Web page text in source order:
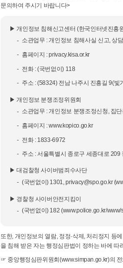
문의하여 주시기 바랍니다>
▶ 개인정보 침해신고센터 (한국인터넷진흥
소관업무 : 개인정보 침해사실 신고, 상
홈페이지 : privacy.kisa.or.kr
전화 : (국번없이) 118
주소 : (58324) 전남 나주시 진흥길 9(
▶ 개인정보 분쟁조정위원회
소관업무 : 개인정보 분쟁조정신청, 집
홈페이지 : www.kopico.go.kr
전화 : 1833-6972
주소 : 서울특별시 종로구 세종대로 209
▶ 대검찰청 사이버범죄수사단
(국번없이) 1301, privacy@spo.go.kr
▶ 경찰청 사이버안전지킴이
(국번없이) 182 (www.police.go.kr/www/
또한, 개인정보의 열람, 정정·삭제, 처리정지 등
을 침해 받은 자는 행정심판법이 정하는 바에 따
☞ 중앙행정심판위원회(www.simpan.go.kr)의